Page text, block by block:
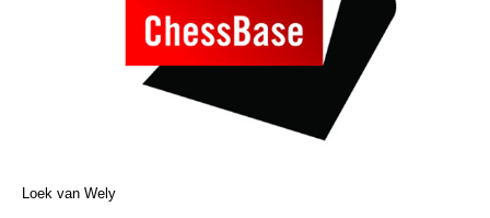
Loek van Wely